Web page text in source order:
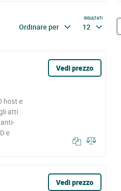
Ordinare per
RISULTATI
12
host e
atti
e
Vedi prezzo
Vedi prezzo